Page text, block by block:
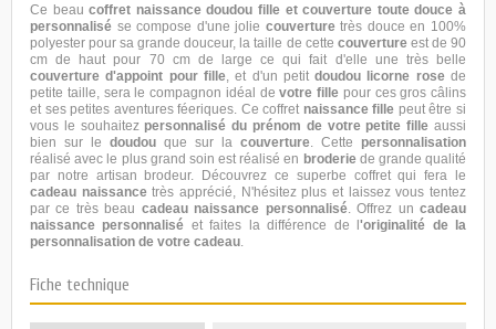
Ce beau coffret naissance doudou fille et couverture toute douce à
personnalisé se compose d'une jolie couverturetrès douce en 100%
polyester pour sa grande douceur, la taille de cette couvertureest de 90
cm de haut pour 70 cm de large ce qui fait d'elle une très belle
couverture d'appoint pour fille, et d'un petitdoudou licorne rosede
petite taille, sera le compagnon idéal devotre fille pour ces gros câlins
et ses petites aventures féeriques. Ce coffret naissance fille peut être si
vous le souhaitez personnalisé du prénom de votre petite fille aussi
bien sur le doudou que sur la couverture . Cette personnalisation
réalisé avec le plus grand soin est réalisé en broderiede grande qualité
par notre artisan brodeur. Découvrez ce superbe coffret qui fera le
cadeau naissancetrès apprécié, N'hésitez plus et laissez vous tentez
par ce très beau cadeau naissance personnalisé. Offrez uncadeau
naissance personnalisé et faites la différence de l'originalité de la
personnalisation de votre cadeau
Fiche technique